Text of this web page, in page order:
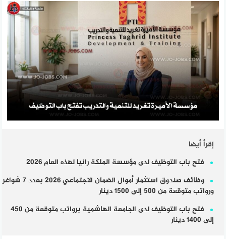
إقرأ أيضا
فتح باب التوظيف لدى مؤسسة الملكة رانيا لهذه العام 2026
وظائف صندوق استثمار أموال الضمان الاجتماعي 2026 بعدد 7 شواغر
ورواتب متوقعة من 500 إلى 1500 دينار
فتح باب التوظيف لدى الجامعة الهاشمية برواتب متوقعة من 450
إلى 1400 دينار